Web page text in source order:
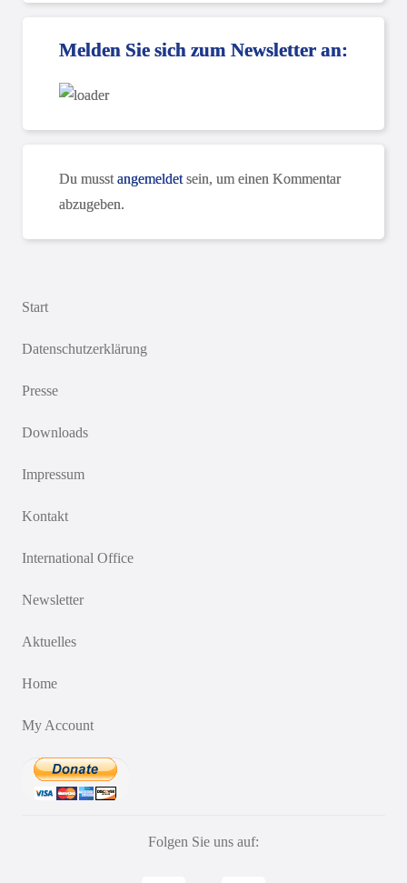
Melden Sie sich zum Newsletter an:
Du musst angemeldetsein, um einen Kommentar
abzugeben.
Start
Datenschutzerklärung
Presse
Downloads
Impressum
Kontakt
International Office
Newsletter
Aktuelles
Home
My Account
Folgen Sie uns auf: